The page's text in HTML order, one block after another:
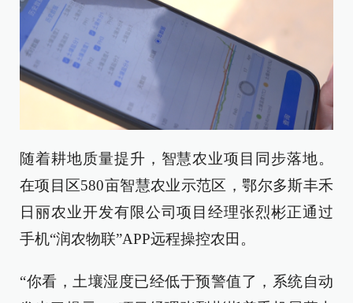
随着耕地质量提升，智慧农业项目同步落地。
在项目区580亩智慧农业示范区，鄂尔多斯丰禾
日丽农业开发有限公司项目经理张烈彬正通过
手机“润农物联”APP远程操控农田。
“你看，土壤湿度已经低于预警值了，系统自动